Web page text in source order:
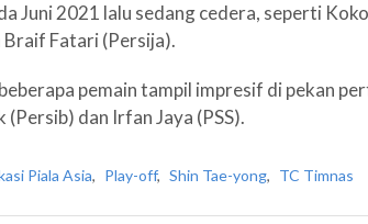
Juni 2021 lalu sedang cedera, seperti
Braif Fatari (Persija).
pemain tampil impresif di pekan
(Persib) dan Irfan Jaya (PSS).
Piala Asia, Play-off, Shin Tae-yong, TC Timnas